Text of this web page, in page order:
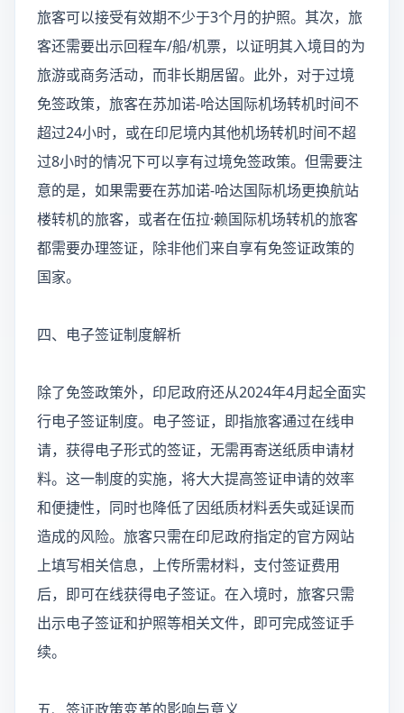
旅客可以接受有效期不少于3个月的护照。其次，旅
客还需要出示回程车/船/机票，以证明其入境目的为
旅游或商务活动，而非长期居留。此外，对于过境
免签政策，旅客在苏加诺-哈达国际机场转机时间不
超过24小时，或在印尼境内其他机场转机时间不超
过8小时的情况下可以享有过境免签政策。但需要注
意的是，如果需要在苏加诺-哈达国际机场更换航站
楼转机的旅客，或者在伍拉·赖国际机场转机的旅客
都需要办理签证，除非他们来自享有免签证政策的
国家。
四、电子签证制度解析
除了免签政策外，印尼政府还从2024年4月起全面实
行电子签证制度。电子签证，即指旅客通过在线申
请，获得电子形式的签证，无需再寄送纸质申请材
料。这一制度的实施，将大大提高签证申请的效率
和便捷性，同时也降低了因纸质材料丢失或延误而
造成的风险。旅客只需在印尼政府指定的官方网站
上填写相关信息，上传所需材料，支付签证费用
后，即可在线获得电子签证。在入境时，旅客只需
出示电子签证和护照等相关文件，即可完成签证手
续。